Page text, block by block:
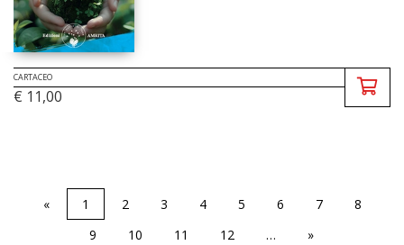
CARTACEO
€ 11,00
« 1 2 3 4 5 6 7
8
9
10 11 12 … »